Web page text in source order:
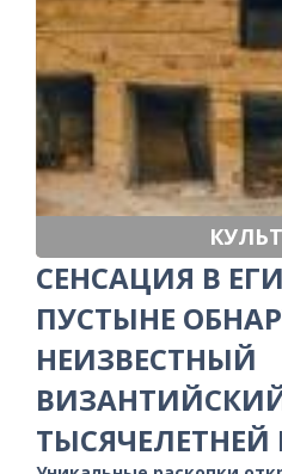
СЕНСАЦИЯ В
ПУСТЫНЕ
НЕИЗВЕСТНЫЙ